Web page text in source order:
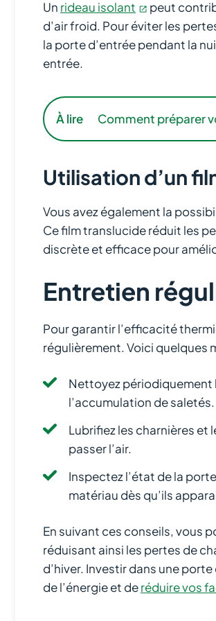
Un rideau isolant
peut
d’air froid. Pour éviter les
la porte d’entrée pendant la
entrée.
À lire Comment préparer
Utilisation d’un
Vous avez également la
Ce film translucide réduit les
discrète et efficace pour
Entretien
Pour garantir l’efficacité
régulièrement. Voici quelques
Nettoyez périodiquement
l’accumulation de saletés.
Lubrifiez les charnières et
passer l’air.
Inspectez l’état de la
matériau dès qu’ils
En suivant ces conseils, vous
réduisant ainsi les pertes de
d’hiver. Investir dans une
de l’énergie et deréduire vos